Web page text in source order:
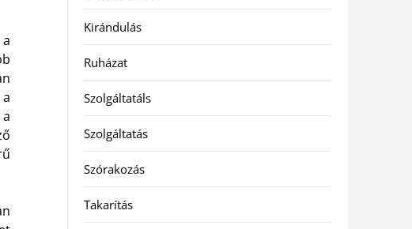
Kirándulás
Ruházat
Szolgáltatáls
Szolgáltatás
Szórakozás
Takarítás